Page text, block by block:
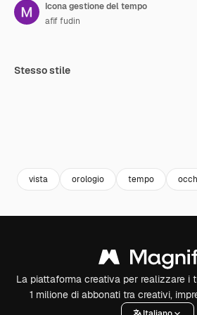
Icona gestione del tempo
afif fudin
Stesso stile
vista orologio tempo
La piattaforma creativa per realizzare i
1 milione di abbonati tra creativi,